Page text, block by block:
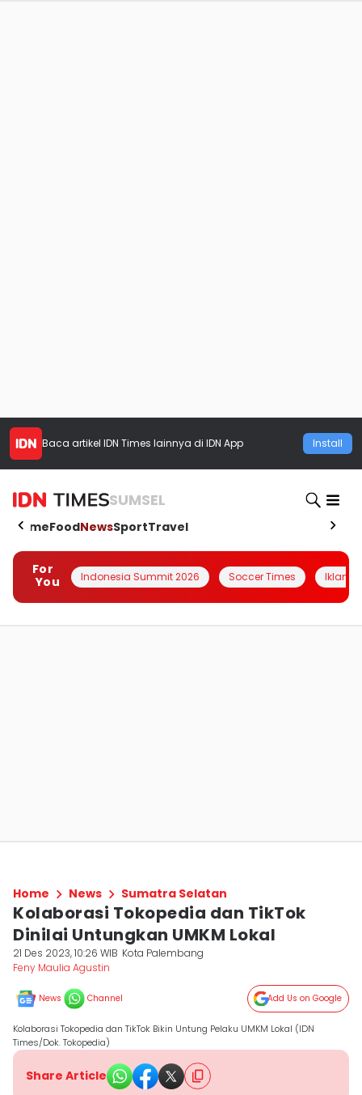
Baca artikel IDN Times lainnya di IDN App Install
SUMSEL
HomeFoodNewsSportTravel
For
You
Indonesia Summit 2026 Soccer Times Iklanin
Home News Sumatra Selatan
Kolaborasi Tokopedia dan TikTok
Dinilai Untungkan UMKM Lokal
21 Des 2023, 10:26 WIB Kota Palembang
Feny Maulia Agustin
News Channel Add Us on Google
Kolaborasi Tokopedia dan TikTok Bikin Untung Pelaku UMKM Lokal (IDN
Times/Dok. Tokopedia)
Share Article